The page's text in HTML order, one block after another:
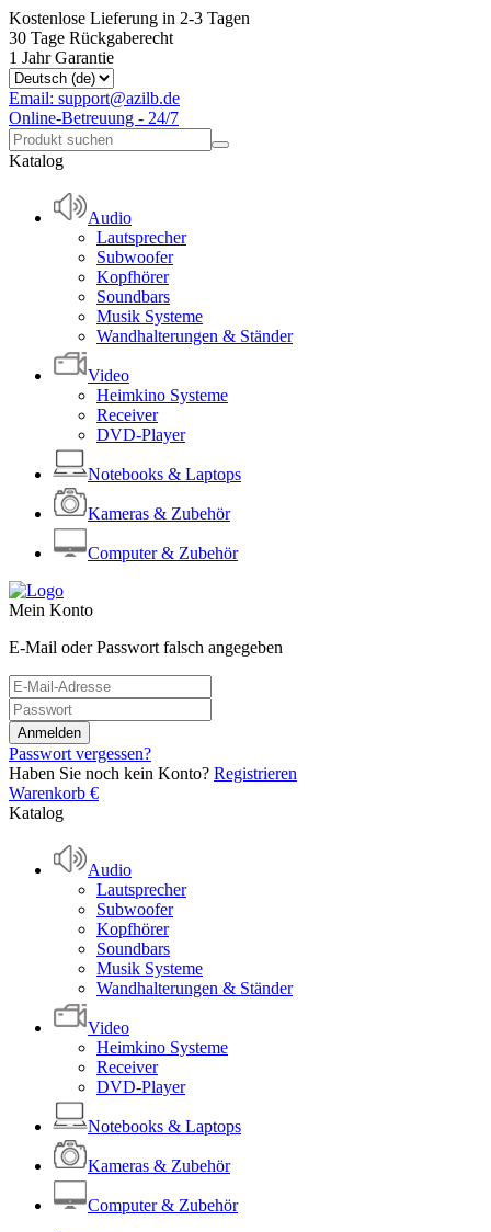
Kostenlose Lieferung in 2-3 Tagen
30 Tage Rückgaberecht
1 Jahr Garantie
Email: support@azilb.de
Online-Betreuung - 24/7
Katalog
Audio
Lautsprecher
Subwoofer
Kopfhörer
Soundbars
Musik Systeme
Wandhalterungen & Ständer
Video
Heimkino Systeme
Receiver
DVD-Player
Notebooks & Laptops
Kameras & Zubehör
Computer & Zubehör
Mein Konto
E-Mail oder Passwort falsch angegeben
Passwort vergessen?
Haben Sie noch kein Konto? Registrieren
Warenkorb €
Katalog
Audio
Lautsprecher
Subwoofer
Kopfhörer
Soundbars
Musik Systeme
Wandhalterungen & Ständer
Video
Heimkino Systeme
Receiver
DVD-Player
Notebooks & Laptops
Kameras & Zubehör
Computer & Zubehör